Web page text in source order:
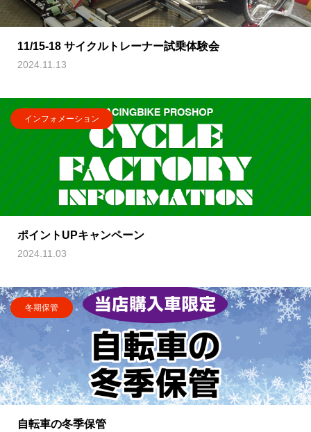
11/15-18 サイクルトレーナー試乗体験会
2024.11.13
インフォメーション
ポイントUPキャンペーン
2024.11.03
冬期保管
自転車の冬季保管